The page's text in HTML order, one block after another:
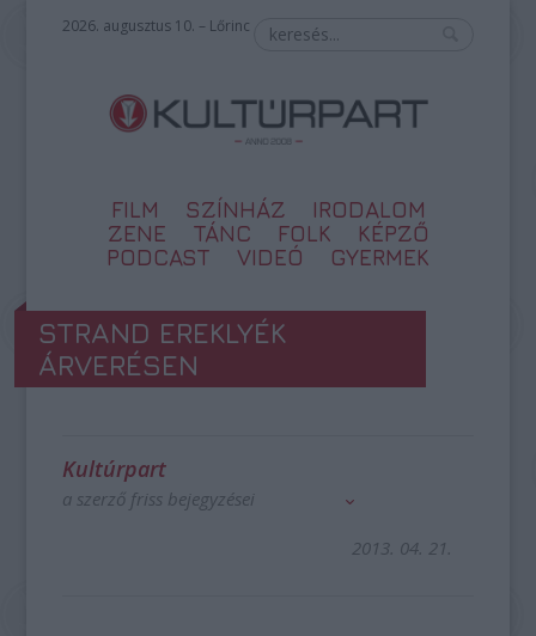
2026. augusztus 10. – Lőrinc
FILM SZÍNHÁZ
IRODALOM
ZENE
TÁNC FOLK
KÉPZŐ
PODCAST
VIDEÓ GYERMEK
STRAND EREKLYÉK
ÁRVERÉSEN
Kultúrpart
a szerző friss bejegyzései
2013. 04. 21.